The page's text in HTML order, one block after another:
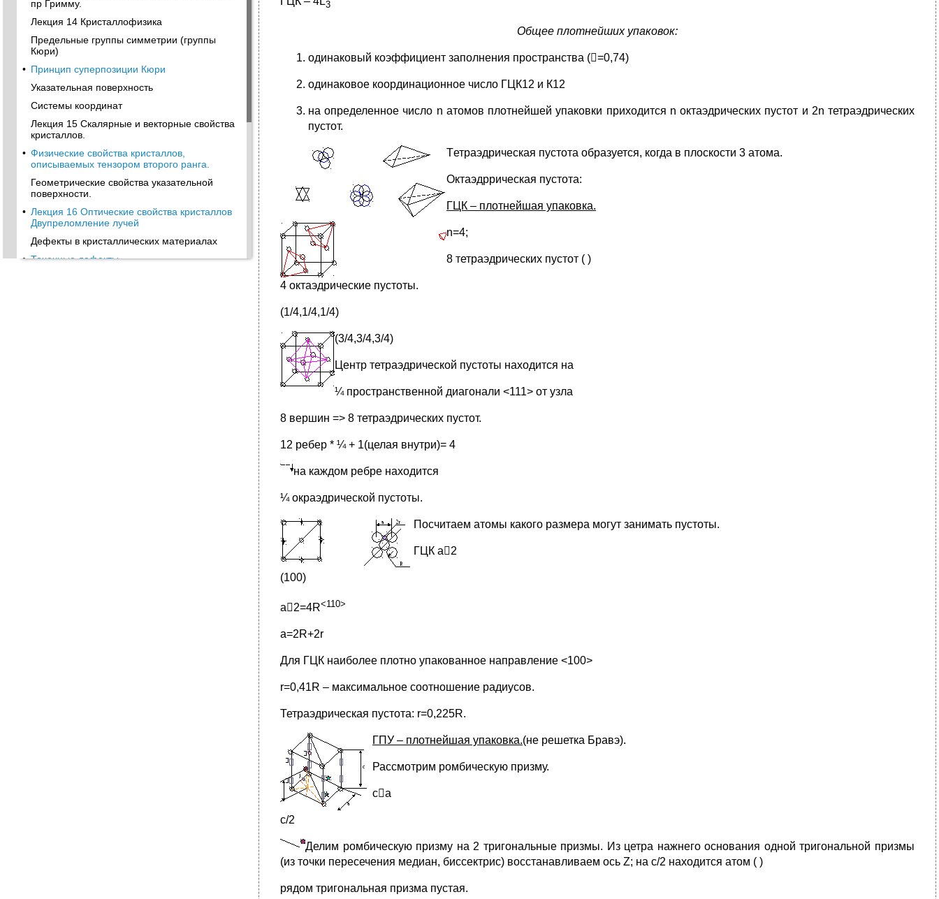
пр Гримму.
Лекция 14 Кристаллофизика
Предельные группы симметрии (группы
Кюри)
• Принцип суперпозиции Кюри
Указательная поверхность
Системы координат
Лекция 15 Скалярные и векторные свойства
кристаллов.
• Физические свойства кристаллов,
описываемых тензором второго ранга.
Геометрические свойства указательной
поверхности.
• Лекция 16 Оптические свойства кристаллов
Двупреломление лучей
Дефекты в кристаллических материалах
• Точечные дефекты
3
Общее плотнейших упаковок:
одинаковый коэффициент заполнения пространства (=0,74)
одинаковое координационное число ГЦК12 и К12
на определенное число n атомов плотнейшей упаковки приходится n октаэдрических пустот и 2n тетраэдрических
пустот.
Тетраэдрическая пустота образуется, когда в плоскости 3 атома.
Октаэдррическая пустота:
ГЦК – плотнейшая упаковка.
n=4;
8 тетраэдрических пустот ( )
4 октаэдрические пустоты.
(1/4,1/4,1/4)
(3/4,3/4,3/4)
Центр тетраэдрической пустоты находится на
¼ пространственной диагонали <111> от узла
8 вершин => 8 тетраэдрических пустот.
12 ребер * ¼ + 1(целая внутри)= 4
на каждом ребре находится
¼ окраэдрической пустоты.
Посчитаем атомы какого размера могут занимать пустоты.
ГЦК а2
(100)
а2=4R<110>
a=2R+2r
Для ГЦК наиболее плотно упакованное направление <100>
r=0,41R – максимальное соотношение радиусов.
Тетраэдрическая пустота: r=0,225R.
ГПУ – плотнейшая упаковка.(не решетка Бравэ).
Рассмотрим ромбическую призму.
ca
с/2
Делим ромбическую призму на 2 тригональные призмы. Из цетра нажнего основания одной тригональной призмы
(из точки пересечения медиан, биссектрис) восстанавливаем ось Z; на с/2 находится атом ( )
рядом тригональная призма пустая.